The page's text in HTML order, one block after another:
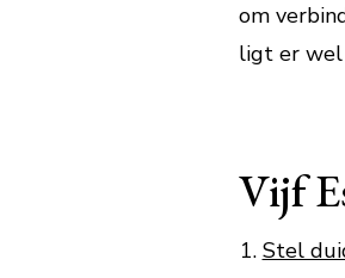
om
ligt er wel
Vijf
Stel